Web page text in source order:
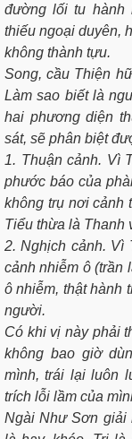
đường lối tu hành
thiếu ngoại duyên,
không thành tựu.
Song, cầu Thiện
Làm sao biết là
hai phương diện
sát, sẽ phân biệt
1. Thuận cảnh. Vì
phước báo của
không trụ nơi cảnh
Tiểu thừa là Thanh
2. Nghịch cảnh. Vì
cảnh nhiễm ô (trần
ô nhiễm, thật hành
người.
Có khi vị này phải
không bao giờ
mình, trái lại luôn
trích lỗi lầm của
Ngài Như Sơn giải